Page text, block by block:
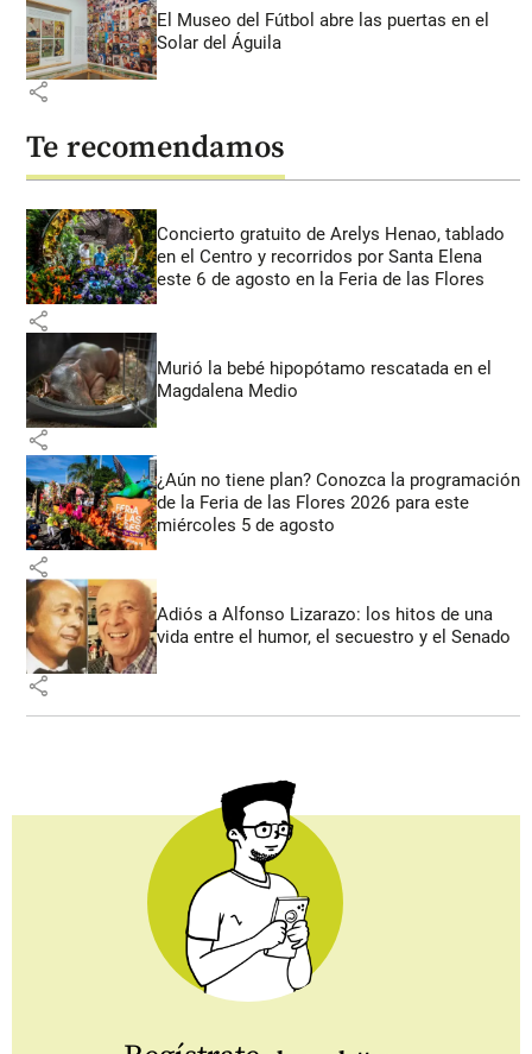
El Museo del Fútbol abre las puertas en el
Solar del Águila
share
Te recomendamos
Concierto gratuito de Arelys Henao, tablado
en el Centro y recorridos por Santa Elena
este 6 de agosto en la Feria de las Flores
share
Murió la bebé hipopótamo rescatada en el
Magdalena Medio
share
¿Aún no tiene plan? Conozca la programación
de la Feria de las Flores 2026 para este
miércoles 5 de agosto
share
Adiós a Alfonso Lizarazo: los hitos de una
vida entre el humor, el secuestro y el Senado
share